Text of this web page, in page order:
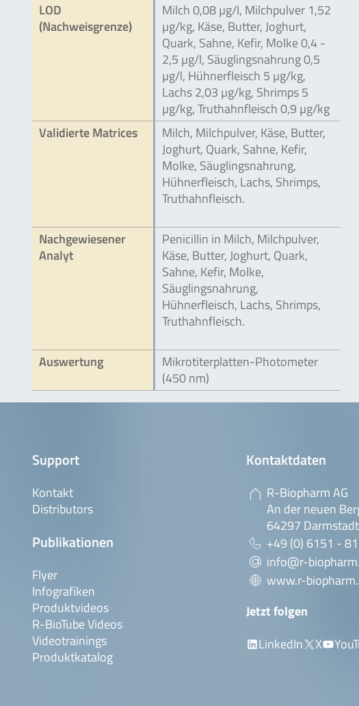
LOD
(Nachweisgrenze)
Milch 0,08 µg/l, Milchpulver 1,52
µg/kg, Käse, Butter, Joghurt,
Quark, Sahne, Kefir, Molke 0,4 -
2,5 µg/l, Säuglingsnahrung 0,5
µg/l, Hühnerfleisch 5 µg/kg,
Lachs 2,03 µg/kg, Shrimps 5
µg/kg, Truthahnfleisch 0,9 µg/kg
Validierte Matrices
Milch, Milchpulver, Käse, Butter,
Joghurt, Quark, Sahne, Kefir,
Molke, Säuglingsnahrung,
Hühnerfleisch, Lachs, Shrimps,
Truthahnfleisch.
Nachgewiesener
Analyt
Penicillin in Milch, Milchpulver,
Käse, Butter, Joghurt, Quark,
Sahne, Kefir, Molke,
Säuglingsnahrung,
Hühnerfleisch, Lachs, Shrimps,
Truthahnfleisch.
Auswertung
Mikrotiterplatten-Photometer
(450 nm)
Support
Kontakt
Distributors
Publikationen
Flyer
Infografiken
Produktvideos
R-BioTube Videos
Videotrainings
Produktkatalog
Kontaktdaten
R-Biopharm AG
An der neuen
64297
+49 (0) 6151 -
info@r-
www.r-
Jetzt folgen
LinkedIn
X